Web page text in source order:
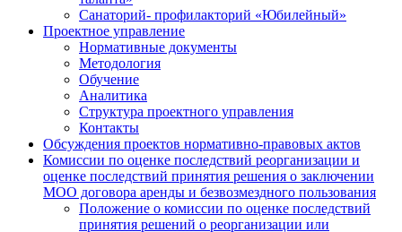
Санаторий- профилакторий «Юбилейный»
Проектное управление
Нормативные документы
Методология
Обучение
Аналитика
Структура проектного управления
Контакты
Обсуждения проектов нормативно-правовых актов
Комиссии по оценке последствий реорганизации и
оценке последствий принятия решения о заключении
МОО договора аренды и безвозмездного пользования
Положение о комиссии по оценке последствий
принятия решений о реорганизации или